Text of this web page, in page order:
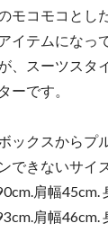
モコモコとし
イテムになっ
、スーツスタ
ーです。
ックスからプ
できないサイ
肩幅45cm.
肩幅46cm.